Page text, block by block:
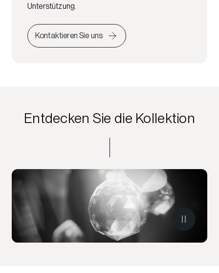
Unterstützung.
Kontaktieren Sie uns
Entdecken Sie die Kollektion